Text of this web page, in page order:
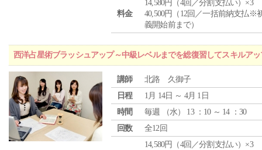
料金
14,580円（4回／分割支払い）×3
40,500円（12回／一括前納支払※
義開始前まで）
西洋占星術ブラッシュアップ～中級レベルまでを総復習してスキルア
講師
北路 久御子
日程
1月 14日 ～ 4月 1日
時間
毎週 （水） 13 ：10 ～ 14 ：30
回数
全12回
14,580円（4回／分割支払い）×3